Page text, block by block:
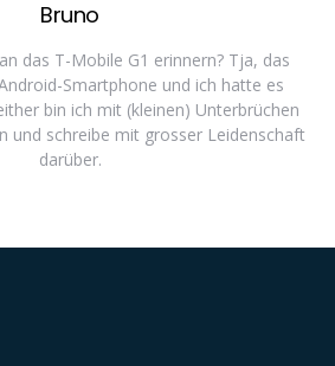
Bruno
das T-Mobile G1 erinnern? Tja, das
Smartphone und ich hatte es
bin ich mit (kleinen) Unterbrüchen
und schreibe mit grosser Leidenschaft
darüber.